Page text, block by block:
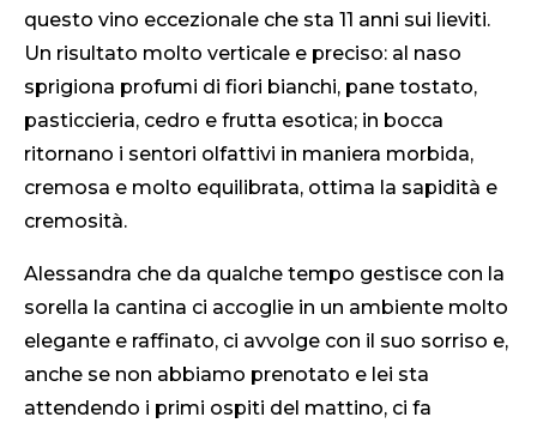
questo vino eccezionale che sta 11 anni sui lieviti.
Un risultato molto verticale e preciso: al naso
sprigiona profumi di fiori bianchi, pane tostato,
pasticcieria, cedro e frutta esotica; in bocca
ritornano i sentori olfattivi in maniera morbida,
cremosa e molto equilibrata, ottima la sapidità e
cremosità.
Alessandra che da qualche tempo gestisce con la
sorella la cantina ci accoglie in un ambiente molto
elegante e raffinato, ci avvolge con il suo sorriso e,
anche se non abbiamo prenotato e lei sta
attendendo i primi ospiti del mattino, ci fa